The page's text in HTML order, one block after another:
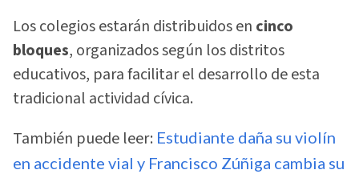
Los colegios estarán distribuidos en cinco
bloques, organizados según los distritos
educativos, para facilitar el desarrollo de esta
tradicional actividad cívica.
También puede leer: Estudiante daña su violín
en accidente vial y Francisco Zúñiga cambia su